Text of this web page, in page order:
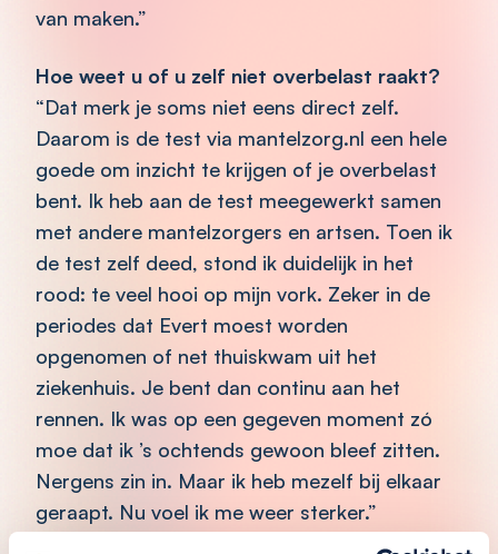
van maken.”
Hoe weet u of u zelf niet overbelast raakt?
“Dat merk je soms niet eens direct zelf.
Daarom is de test via mantelzorg.nl een hele
goede om inzicht te krijgen of je overbelast
bent. Ik heb aan de test meegewerkt samen
met andere mantelzorgers en artsen. Toen ik
de test zelf deed, stond ik duidelijk in het
rood: te veel hooi op mijn vork. Zeker in de
periodes dat Evert moest worden
opgenomen of net thuiskwam uit het
ziekenhuis. Je bent dan continu aan het
rennen. Ik was op een gegeven moment zó
moe dat ik ’s ochtends gewoon bleef zitten.
Nergens zin in. Maar ik heb mezelf bij elkaar
geraapt. Nu voel ik me weer sterker.”